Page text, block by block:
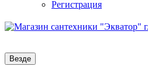
Регистрация
Везде